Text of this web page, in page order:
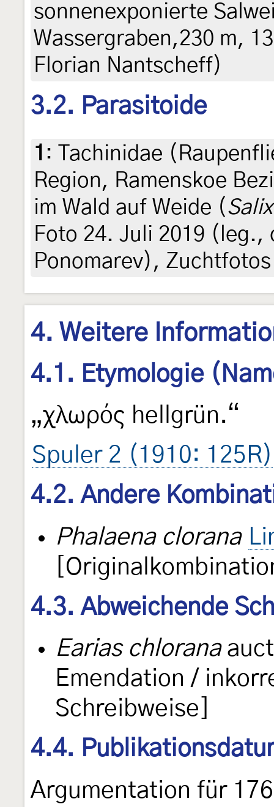
sonnenexponierte
Wassergraben,230 m,
Florian Nantscheff)
3.2. Parasitoide
1 :
Tachinidae
Region, Ramenskoe
im Wald auf Weide ( Salix
Foto 24. Juli 2019
Ponomarev),
4. Weitere
4.1. Etymologie
„χλωρός hellgrün.“
Spuler 2 (1910: 125R)
4.2. Andere
Phalaena clorana
4.3. Abweichende
Earias chlorana
Emendation /
Schreibweise]
4.4.
Argumentation für